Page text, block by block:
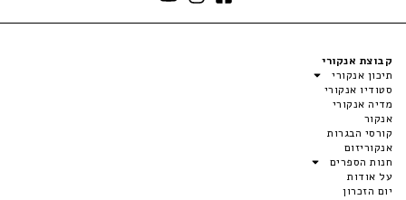
קבוצת אנקורי
תיכון אנקורי
סטודיו אנקורי
מדיה אנקורי
אנקור
קורסי הבגרות
אנקוריזום
חנות הספרים
על אודות
יום הזכרון